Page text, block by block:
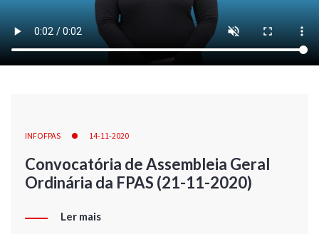
INFOFPAS 14-11-2020
Convocatória de Assembleia Geral
Ordinária da FPAS (21-11-2020)
Ler mais